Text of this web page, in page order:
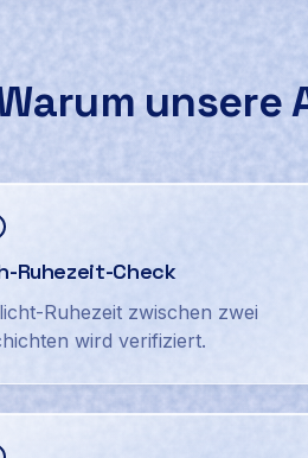
unsere
Ruhezeit-Check
Ruhezeit zwischen zwei
wird verifiziert.